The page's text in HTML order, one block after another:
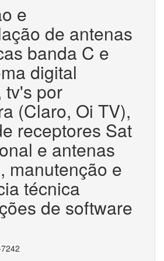
e
de antenas
banda C e
digital
tv's por
(Claro, Oi TV),
receptores Sat
e antenas
manutenção e
técnica
de software